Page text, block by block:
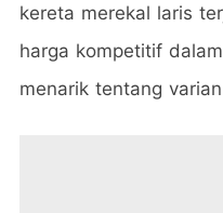
kereta merekal laris
harga kompetitif
menarik tentang